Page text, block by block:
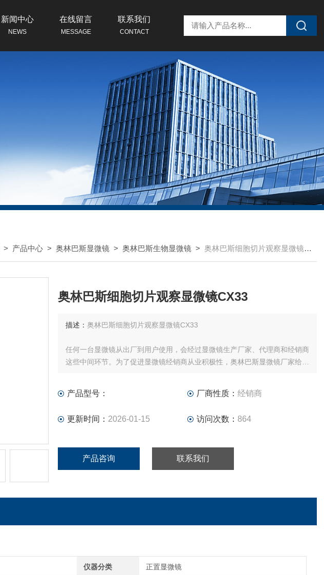
新闻中心
NEWS
在线留言
MESSAGE
联系我们
CONTACT
> 产品中心 >奥林巴斯显微镜 >奥林巴斯生物显微镜 >奥林巴斯细胞切片观察显微镜CX33
奥林巴斯细胞切片观察显微镜CX33
描述： 奥林巴斯细胞切片观察显微镜CX33
任何一台显微镜从出厂到用户使用，会经过显微镜生产厂家、代理商和经销商
这些中间环节。为了促进显微镜经销商从业积极性，奥林巴斯显微镜厂家给代
微镜的质保和维护才有了意义。
产品型号： 厂商性质： 经销商
更新时间： 2026-01-15 访问次数： 864
产品咨询 联系我们
仪器分类 正置显微镜